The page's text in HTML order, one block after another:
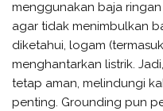
menggunakan baja
agar tidak menimbulkan
diketahui, logam
menghantarkan listrik.
tetap aman, melindungi
penting. Grounding pun